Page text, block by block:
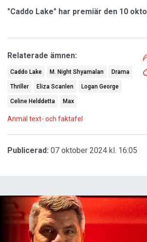
"Caddo Lake" har premiär den 10
Relaterade ämnen:
Caddo Lake M. Night Shyamalan Drama
Thriller Eliza Scanlen Logan George
Celine Helddetta Max
Anmäl text- och faktafel
Publicerad: 07 oktober 2024 kl. 16:05